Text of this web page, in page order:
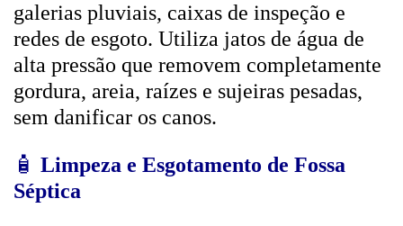
galerias pluviais, caixas de inspeção e
redes de esgoto. Utiliza jatos de água de
alta pressão que removem completamente
gordura, areia, raízes e sujeiras pesadas,
sem danificar os canos.
🧴 Limpeza e Esgotamento de Fossa
Séptica